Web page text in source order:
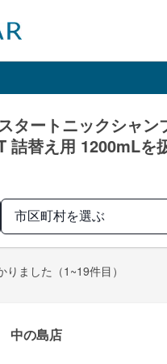
タートニックシャン
詰替え用 1200mLを
市区町村を選ぶ
りました （1~19件目）
中の島店